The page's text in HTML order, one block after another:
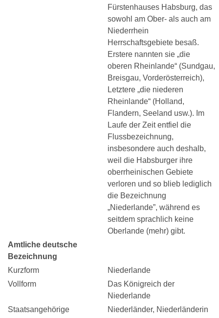
Fürstenhauses Habsburg, das
sowohl am Ober- als auch am
Niederrhein
Herrschaftsgebiete besaß.
Erstere nannten sie „die
oberen Rheinlande“ (Sundgau,
Breisgau, Vorderösterreich),
Letztere „die niederen
Rheinlande“ (Holland,
Flandern, Seeland usw.). Im
Laufe der Zeit entfiel die
Flussbezeichnung,
insbesondere auch deshalb,
weil die Habsburger ihre
oberrheinischen Gebiete
verloren und so blieb lediglich
die Bezeichnung
„Niederlande”, während es
seitdem sprachlich keine
Oberlande (mehr) gibt.
Amtliche deutsche
Bezeichnung
Kurzform
Niederlande
Vollform
Das Königreich der
Niederlande
Staatsangehörige
Niederländer, Niederländerin